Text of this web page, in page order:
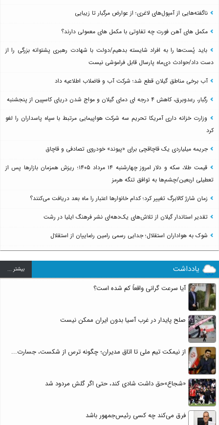
ناگفته‌هایی از آمپول‌های لاغری؛ از عوارض مرگبار تا زیبایی
مکمل های آهن فورت چه تفاوتی با مکمل های معمولی دارند؟
باید پُست‌ها را به افراد شایسته بدهیم/دولت با شهادت رهبری پشتوانه بزرگی را از
دست داد/حوادث دی‌ماه پارسال قابل فراموشی نیست
آب برخی مناطق گیلان قطع شد؛ شرکت آب و فاضلاب اطلاعیه داد
رگبار، رعدوبرق، کاهش ۴ درجه ای دمای گیلان و مواج شدن دریای کاسپین از پنجشنبه
وزارت خزانه داری آمریکا تحریم سه شرکت هواپیمایی مرتبط با سپاه پاسداران را لغو
کرد
جریمه میلیاردی یک قاچاقچی برای «پیوند» خودروی تصادفی و قاچاق
قیمت طلا، سکه و دلار امروز چهارشنبه ۱۴ مرداد ۱۴۰۵؛ ریزش همزمان بازارها پس از
تعطیلی اربعین/چشم‌ها به توافق تنگه هرمز
زمان شارژ کالابرگ تغییر کرد؛ کدام خانوارها اعتبار را ماه بعد دریافت می‌کنند؟
تقدیر استاندار گیلان از تلاش‌های یک‌دهه‌ای نشر فرهنگ ایلیا در رشت
شوک به هواداران استقلال؛ جدایی رسمی رامین رضاییان از استقلال
یادداشت بيشتر ...
آیا سرعت گرانی واقعاً کم شده است؟
صلح پایدار در غرب آسیا بدون ایران ممکن نیست
از نیمکت تیم ملی تا اتاق مدیران؛ چگونه ترس از شکست، جسارت...
«شجاع»حق داشت شادی کند، حتی اگر گلش مردود شد
فرق می‌کند چه کسی رئیس‌جمهور باشد